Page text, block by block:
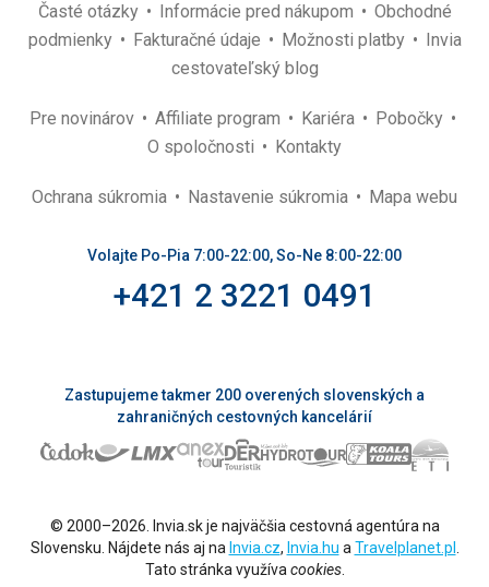
Časté otázky Informácie pred nákupom
Obchodné
podmienky
Fakturačné údaje Možnosti platby
Invia
cestovateľský blog
Pre novinárov Affiliate program Kariéra
Pobočky
O spoločnosti
Kontakty
Ochrana súkromia Nastavenie súkromia Mapa webu
Volajte Po-Pia 7:00-22:00, So-Ne 8:00-22:00
+421 2 3221 0491
Zastupujeme takmer 200 overených slovenských a
zahraničných cestovných kancelárií
© 2000–2026. Invia.sk je najväčšia cestovná agentúra na
Slovensku. Nájdete nás aj na Invia.cz, Invia.hu a Travelplanet.pl
Tato stránka využíva cookies.